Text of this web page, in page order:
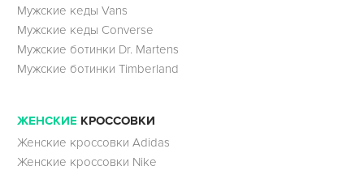
Мужские кеды Vans
Мужские кеды Converse
Мужские ботинки Dr. Martens
Мужские ботинки Timberland
ЖЕНСКИЕ КРОССОВКИ
Женские кроссовки Adidas
Женские кроссовки Nike